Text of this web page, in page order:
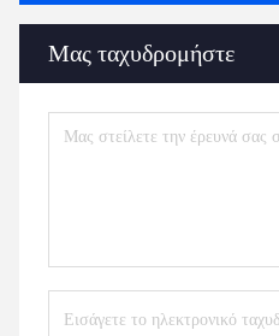
Μας ταχυδρομήστε